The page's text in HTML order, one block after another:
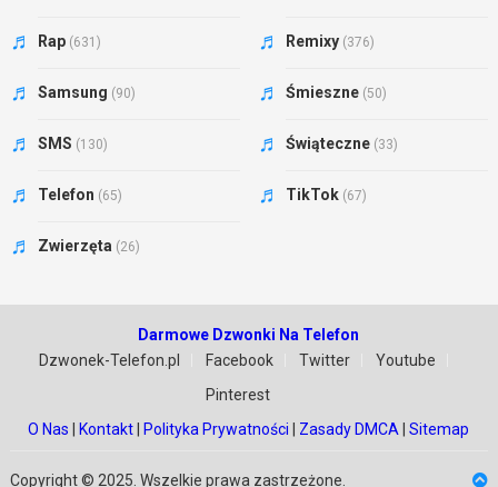
Rap (631) Remixy (376)
Samsung (90) Śmieszne (50)
SMS (130) Świąteczne (33)
Telefon (65) TikTok (67)
Zwierzęta (26)
Darmowe Dzwonki Na Telefon
Dzwonek-Telefon.pl
Facebook Twitter
Youtube
Pinterest
O Nas
Kontakt Polityka Prywatności Zasady DMCA |Sitemap
Copyright © 2025. Wszelkie prawa zastrzeżone.